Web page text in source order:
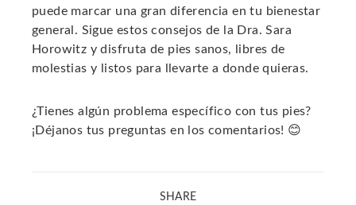
puede marcar una gran diferencia en tu bienestar
general. Sigue estos consejos de la Dra. Sara
Horowitz y disfruta de pies sanos, libres de
molestias y listos para llevarte a donde quieras.
¿Tienes algún problema específico con tus pies?
¡Déjanos tus preguntas en los comentarios! 😊
SHARE